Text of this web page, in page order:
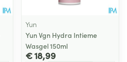
Yun
Yun Vgn Hydra Intieme
Wasgel 150ml
€ 18,99